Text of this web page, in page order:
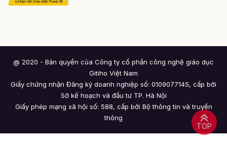
TOP
@ 2020 - Bản quyền của Công ty cổ phần công nghệ giáo dục
Gitiho Việt Nam
Giấy chứng nhận Đăng ký doanh nghiệp số: 0109077145, cấp bởi
Sở kế hoạch và đầu tư TP. Hà Nội
Giấy phép mạng xã hội số: 588, cấp bởi Bộ thông tin và truyền
thông